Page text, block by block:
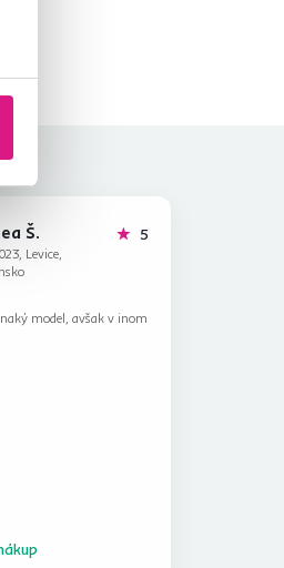
Š.
Levice,
5hviezdičiek
model, avšak v inom